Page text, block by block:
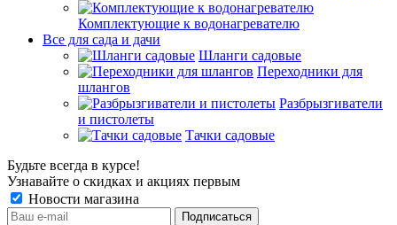
Комплектующие к водонагревателю
Все для сада и дачи
Шланги садовые
Переходники для
шлангов
Разбрызгиватели
и пистолеты
Тачки садовые
Будьте всегда в курсе!
Узнавайте о скидках и акциях первым
Новости магазина